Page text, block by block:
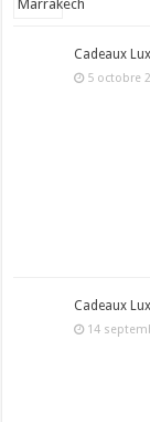
Cadeaux
5 octobre
Cadeaux
14